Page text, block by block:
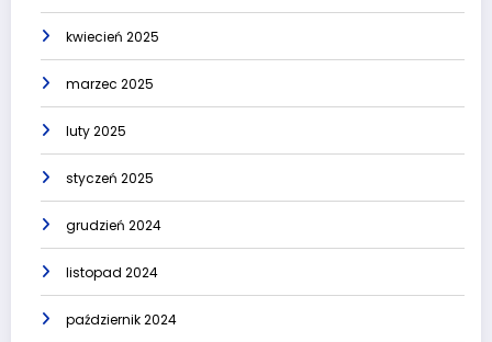
kwiecień 2025
marzec 2025
luty 2025
styczeń 2025
grudzień 2024
listopad 2024
październik 2024